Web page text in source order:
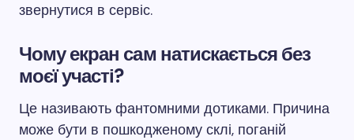
звернутися в сервіс.
Чому екран сам натискається без
моєї участі?
Це називають фантомними дотиками. Причина
може бути в пошкодженому склі, поганій